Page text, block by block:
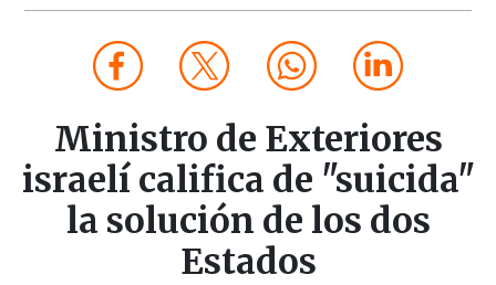
Ministro de Exteriores
israelí califica de "suicida"
la solución de los dos
Estados